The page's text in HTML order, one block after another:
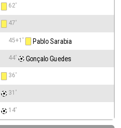
62'
47'
45+1' Pablo Sarabia
44' Gonçalo Guedes
36'
31'
14'